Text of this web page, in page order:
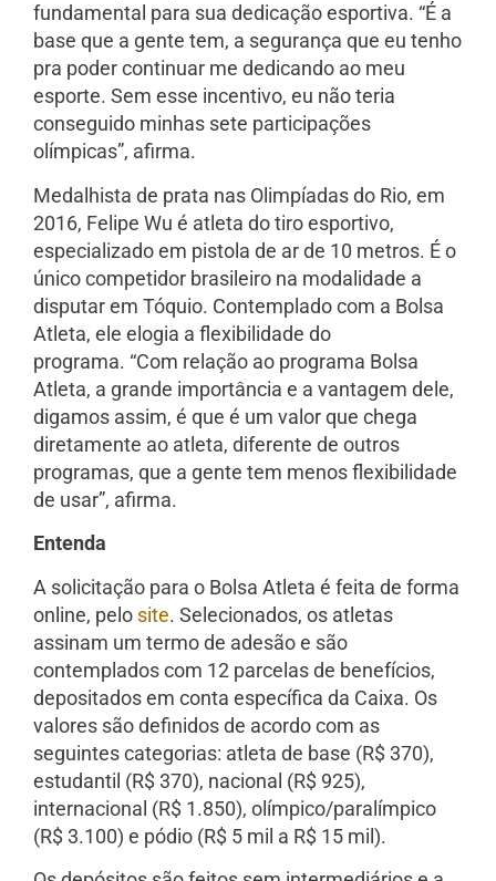
fundamental para sua dedicação esportiva. “É a
base que a gente tem, a segurança que eu tenho
pra poder continuar me dedicando ao meu
esporte. Sem esse incentivo, eu não teria
conseguido minhas sete participações
olímpicas”, afirma.
Medalhista de prata nas Olimpíadas do Rio, em
2016, Felipe Wu é atleta do tiro esportivo,
especializado em pistola de ar de 10 metros. É o
único competidor brasileiro na modalidade a
disputar em Tóquio. Contemplado com a Bolsa
Atleta, ele elogia a flexibilidade do
programa. “Com relação ao programa Bolsa
Atleta, a grande importância e a vantagem dele,
digamos assim, é que é um valor que chega
diretamente ao atleta, diferente de outros
programas, que a gente tem menos flexibilidade
de usar”, afirma.
Entenda
A solicitação para o Bolsa Atleta é feita de forma
online, pelo site. Selecionados, os atletas
assinam um termo de adesão e são
contemplados com 12 parcelas de benefícios,
depositados em conta específica da Caixa. Os
valores são definidos de acordo com as
seguintes categorias: atleta de base (R$ 370),
estudantil (R$ 370), nacional (R$ 925),
internacional (R$ 1.850), olímpico/paralímpico
(R$ 3.100) e pódio (R$ 5 mil a R$ 15 mil).